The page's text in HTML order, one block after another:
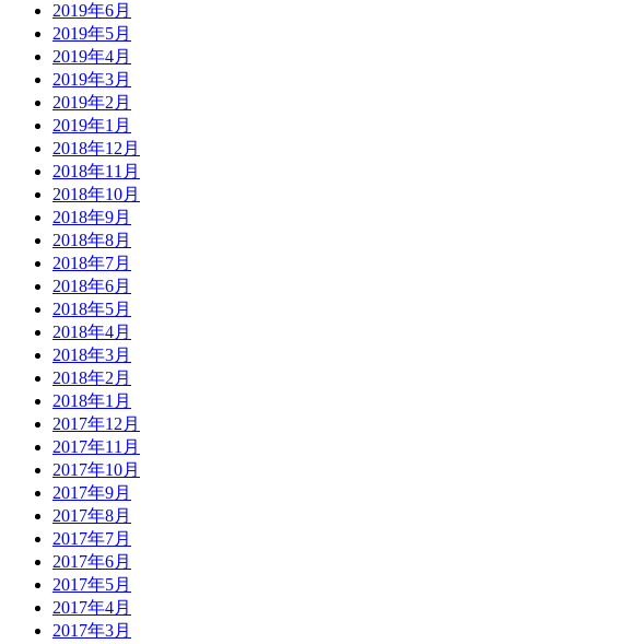
2019年6月
2019年5月
2019年4月
2019年3月
2019年2月
2019年1月
2018年12月
2018年11月
2018年10月
2018年9月
2018年8月
2018年7月
2018年6月
2018年5月
2018年4月
2018年3月
2018年2月
2018年1月
2017年12月
2017年11月
2017年10月
2017年9月
2017年8月
2017年7月
2017年6月
2017年5月
2017年4月
2017年3月